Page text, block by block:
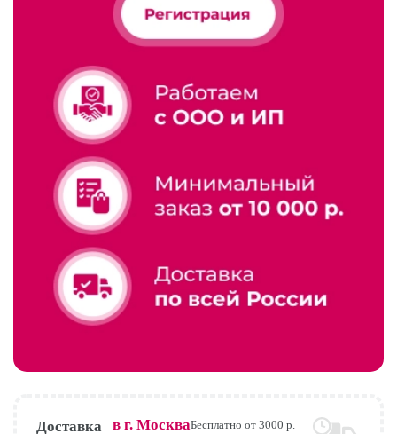
Доставка в г. МоскваБесплатно от 3000 р.